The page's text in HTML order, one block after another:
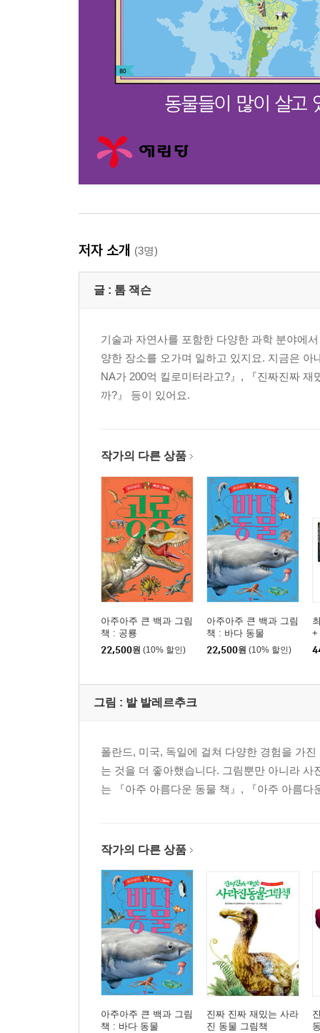
저자 소개 (3명)
글 : 톰 잭슨
기술과 자연사를 포함한 다양한 과학 분야에
양한 장소를 오가며 일하고 있지요. 지금은
NA가 200억 킬로미터라고?』, 『진짜진짜
까?』 등이 있어요.
작가의 다른 상품
아주아주 큰 백과 그림
책 : 공룡
22,500원 (10% 할인)
아주아주 큰 백과 그림
책 : 바다 동물
22,500원 (10% 할인)
+
그림 : 발 발레르추크
폴란드, 미국, 독일에 걸쳐 다양한 경험을 가
는 것을 더 좋아했습니다. 그림뿐만 아니라
는 『아주 아름다운 동물 책』, 『아주 아름다
작가의 다른 상품
아주아주 큰 백과 그림
책 : 바다 동물
진짜 진짜 재밌는 사라
진 동물 그림책